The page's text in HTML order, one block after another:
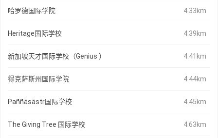
哈罗德国际学院 4.33km
Heritage国际学校 4.39km
新加坡天才国际学校（Genius ） 4.41km
得克萨斯州国际学院 4.44km
Paññāsāstr国际学校 4.45km
The Giving Tree 国际学校 4.63km